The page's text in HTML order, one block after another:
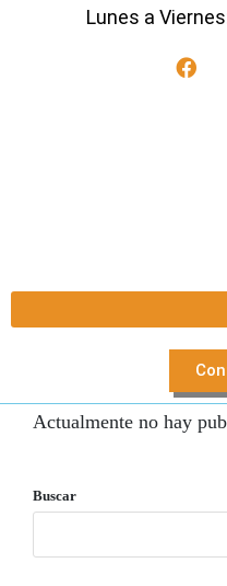
Lunes a
Actualmente no hay
Buscar